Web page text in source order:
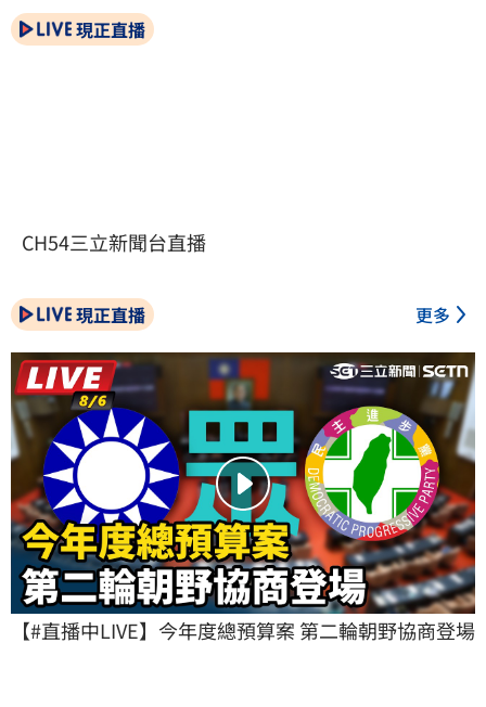
現正直播
CH54三立新聞台直播
現正直播 更多
【#直播中LIVE】今年度總預算案 第二輪朝野協商登場